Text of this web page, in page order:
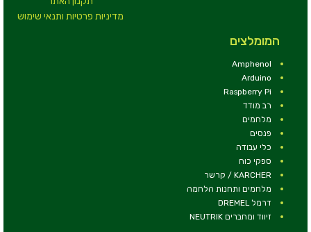
מדיניות פרטיות ותנאי שימוש
המומלצים
Amphenol
Arduino
Raspberry Pi
רב מודד
מלחמים
פנסים
כלי עבודה
ספקי כוח
KARCHER / קרשר
מלחמים ותחנות הלחמה
דרמל DREMEL
זיווד ומחברים NEUTRIK